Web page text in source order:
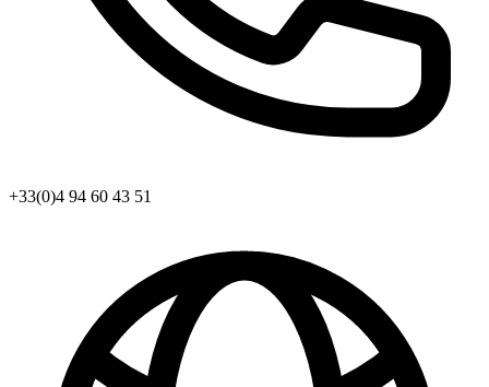
+33(0)4 94 60 43 51